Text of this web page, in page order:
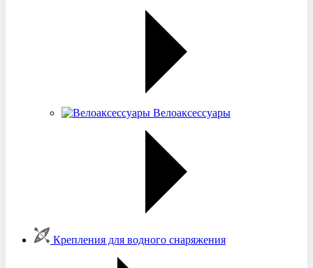
Велоаксессуары
Крепления для водного снаряжения